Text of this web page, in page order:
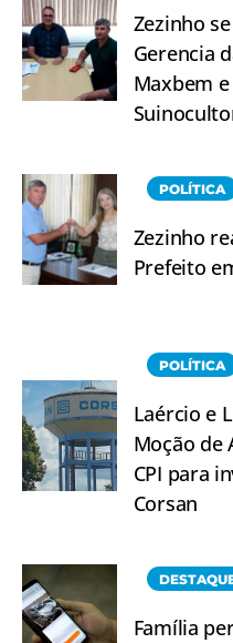
Zezinho
Gerencia
Maxbem
POLÍTICA
Zezinho
Prefeito
POLÍTICA
Laércio e
Moção de
CPI para
Corsan
Família